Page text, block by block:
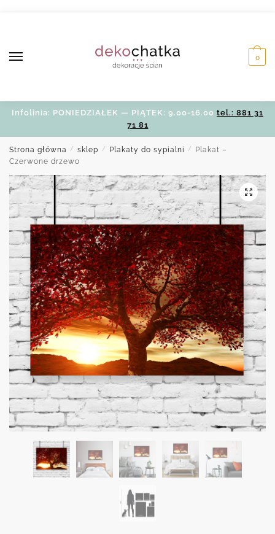
0
Infolinia: PONIEDZIAŁEK — PIĄTEK: 9.00-16.00 tel.: 881 31
71 81
Strona główna / sklep / Plakaty do sypialni /
Plakat –
Czerwone drzewo